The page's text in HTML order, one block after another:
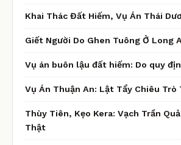
Khai Thác Đất Hiếm, Vụ Án Thái
Giết Người Do Ghen Tuông Ở Long
Vụ án buôn lậu đất hiếm: Do quy
Vụ Án Thuận An: Lật Tẩy Chiêu Trò
Thùy Tiên, Kẹo Kera: Vạch Trần
Thật